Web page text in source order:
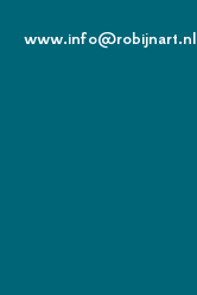
www.info@robijnart.nl